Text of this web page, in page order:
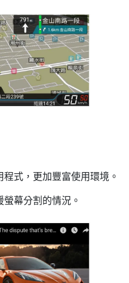
式，更加豐富使用環境。
幕分割的情況。